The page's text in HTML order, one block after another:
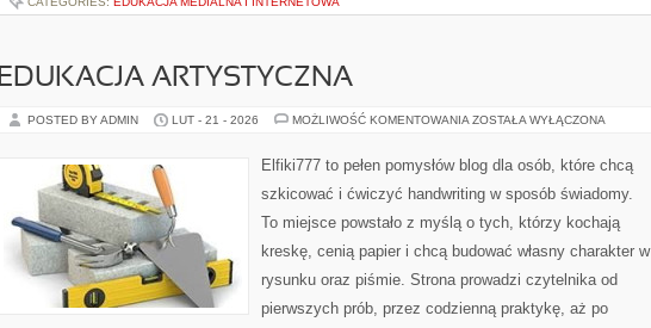
EDUKACJA ARTYSTYCZNA
POSTED BY ADMIN LUT - 21 - 2026 MOŻLIWOŚĆ KOMENTOWANIA EDUKACJA
ZOSTAŁA WYŁĄCZONA
Elfiki777 to pełen pomysłów blog dla osób, które chcą
szkicować i ćwiczyć handwriting w sposób świadomy.
To miejsce powstało z myślą o tych, którzy kochają
kreskę, cenią papier i chcą budować własny charakter w
rysunku oraz piśmie. Strona prowadzi czytelnika od
pierwszych prób, przez codzienną praktykę, aż po